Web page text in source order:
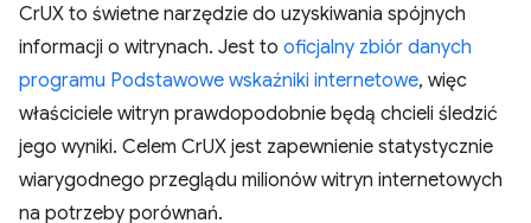
CrUX to świetne narzędzie do uzyskiwania spójnych
informacji o witrynach. Jest to oficjalny zbiór danych
programu Podstawowe wskaźniki internetowe, więc
właściciele witryn prawdopodobnie będą chcieli śledzić
jego wyniki. Celem CrUX jest zapewnienie statystycznie
wiarygodnego przeglądu milionów witryn internetowych
na potrzeby porównań.